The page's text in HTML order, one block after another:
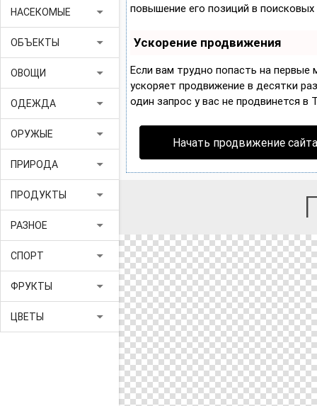
НАСЕКОМЫЕ arrow_drop_down
ОБЪЕКТЫ arrow_drop_down
ОВОЩИ arrow_drop_down
ОДЕЖДА arrow_drop_down
ОРУЖЫЕ arrow_drop_down
ПРИРОДА arrow_drop_down
ПРОДУКТЫ arrow_drop_down
РАЗНОЕ arrow_drop_down
СПОРТ arrow_drop_down
ФРУКТЫ arrow_drop_down
ЦВЕТЫ arrow_drop_down
повышение его позиций в поисковых
Ускорение продвижения
Если вам трудно попасть на первые
ускоряет продвижение в десятки
один запрос у вас не продвинется в
Начать продвижение сайта